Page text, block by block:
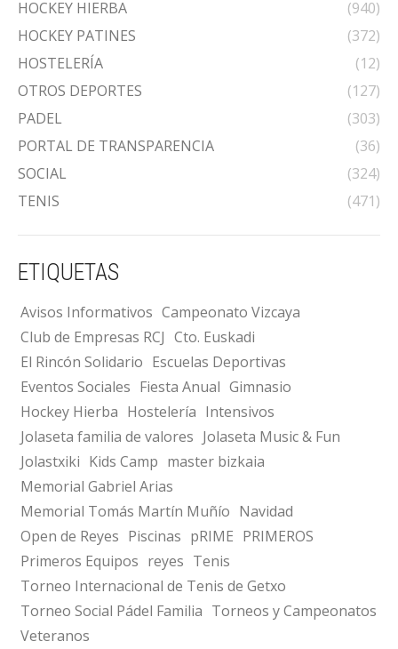
HOCKEY HIERBA
(940)
HOCKEY PATINES
(372)
HOSTELERÍA
(12)
OTROS DEPORTES
(127)
PADEL
(303)
PORTAL DE TRANSPARENCIA
(36)
SOCIAL
(324)
TENIS
(471)
ETIQUETAS
Avisos Informativos Campeonato Vizcaya
Club de Empresas RCJ Cto. Euskadi
El Rincón Solidario Escuelas Deportivas
Eventos Sociales Fiesta Anual Gimnasio
Hockey Hierba Hostelería Intensivos
Jolaseta familia de valores Jolaseta Music & Fun
Jolastxiki Kids Camp master bizkaia
Memorial Gabriel Arias
Memorial Tomás Martín Muñío Navidad
Open de Reyes Piscinas pRIME PRIMEROS
Primeros Equipos reyes Tenis
Torneo Internacional de Tenis de Getxo
Torneo Social Pádel Familia Torneos y Campeonatos
Veteranos